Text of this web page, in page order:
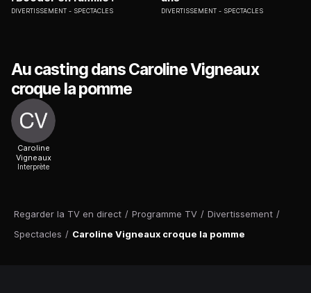
Regarder la TV en direct / Programme TV / Divertissement /
Spectacles / Caroline Vigneaux croque la pomme
DIVERTISSEMENT SPECTACLES DIVERTISSEMENT SPECTACLES
Au casting dans Caroline Vigneaux
croque la pomme
Caroline
Vigneaux
Interprète